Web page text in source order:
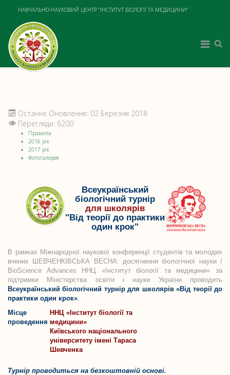
НАВЧАЛЬНО-НАУКОВИЙ ЦЕНТР "ІНСТИТУТ БІОЛОГІЇ ТА МЕДИЦИНИ"
Останнє Оновлення: 02 Березня 2018
Перегляди: 6200
Правила
2016 рік
2017 рік
Фотогалерея
Всеукраїнський
біологічний турнір
для школярів
"Від теорії до практики
один крок"
В рамках Міжнародної наукової конференції студентів та молодих
вчених ШЕВЧЕНКІВСЬКА ВЕСНА: досягнення біологічної науки /
BioScience Advances ННЦ «Інститут біології та медицини» за
підтримки Міністерства освіти і науки України проводить
Всеукраїнський біологічний турнір для школярів «Від теорії до
практики один крок».
Місце
проведення
ННЦ «Інститут біології та
медицини»
Київського національного
університету імені Тараса
Шевченка
Турнір проводиться на безкоштовній основі.